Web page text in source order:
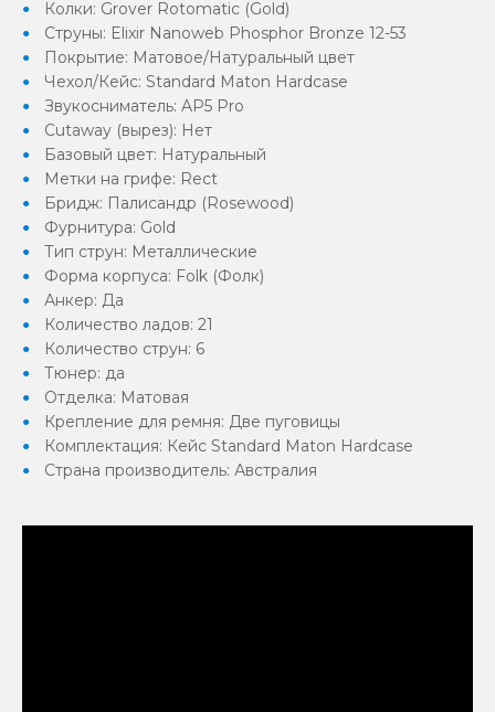
Колки: Grover Rotomatic (Gold)
Струны: Elixir Nanoweb Phosphor Bronze 12-53
Покрытие: Матовое/Натуральный цвет
Чехол/Кейс: Standard Maton Hardcase
Звукосниматель: AP5 Pro
Cutaway (вырез): Нет
Базовый цвет: Натуральный
Метки на грифе: Rect
Бридж: Палисандр (Rosewood)
Фурнитура: Gold
Тип струн: Металлические
Форма корпуса: Folk (Фолк)
Анкер: Да
Количество ладов: 21
Количество струн: 6
Тюнер: да
Отделка: Матовая
Крепление для ремня: Две пуговицы
Комплектация: Кейс Standard Maton Hardcase
Страна производитель: Австралия